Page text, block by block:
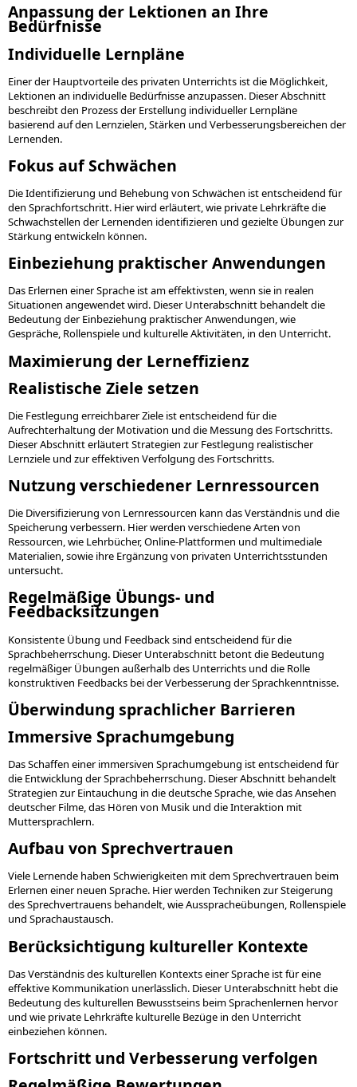
Anpassung der Lektionen an Ihre
Bedürfnisse
Individuelle Lernpläne
Einer der Hauptvorteile des privaten Unterrichts ist die Möglichkeit,
Lektionen an individuelle Bedürfnisse anzupassen. Dieser Abschnitt
beschreibt den Prozess der Erstellung individueller Lernpläne
basierend auf den Lernzielen, Stärken und Verbesserungsbereichen der
Lernenden.
Fokus auf Schwächen
Die Identifizierung und Behebung von Schwächen ist entscheidend für
den Sprachfortschritt. Hier wird erläutert, wie private Lehrkräfte die
Schwachstellen der Lernenden identifizieren und gezielte Übungen zur
Stärkung entwickeln können.
Einbeziehung praktischer Anwendungen
Das Erlernen einer Sprache ist am effektivsten, wenn sie in realen
Situationen angewendet wird. Dieser Unterabschnitt behandelt die
Bedeutung der Einbeziehung praktischer Anwendungen, wie
Gespräche, Rollenspiele und kulturelle Aktivitäten, in den Unterricht.
Maximierung der Lerneffizienz
Realistische Ziele setzen
Die Festlegung erreichbarer Ziele ist entscheidend für die
Aufrechterhaltung der Motivation und die Messung des Fortschritts.
Dieser Abschnitt erläutert Strategien zur Festlegung realistischer
Lernziele und zur effektiven Verfolgung des Fortschritts.
Nutzung verschiedener Lernressourcen
Die Diversifizierung von Lernressourcen kann das Verständnis und die
Speicherung verbessern. Hier werden verschiedene Arten von
Ressourcen, wie Lehrbücher, Online-Plattformen und multimediale
Materialien, sowie ihre Ergänzung von privaten Unterrichtsstunden
untersucht.
Regelmäßige Übungs- und
Feedbacksitzungen
Konsistente Übung und Feedback sind entscheidend für die
Sprachbeherrschung. Dieser Unterabschnitt betont die Bedeutung
regelmäßiger Übungen außerhalb des Unterrichts und die Rolle
konstruktiven Feedbacks bei der Verbesserung der Sprachkenntnisse.
Überwindung sprachlicher Barrieren
Immersive Sprachumgebung
Das Schaffen einer immersiven Sprachumgebung ist entscheidend für
die Entwicklung der Sprachbeherrschung. Dieser Abschnitt behandelt
Strategien zur Eintauchung in die deutsche Sprache, wie das Ansehen
deutscher Filme, das Hören von Musik und die Interaktion mit
Muttersprachlern.
Aufbau von Sprechvertrauen
Viele Lernende haben Schwierigkeiten mit dem Sprechvertrauen beim
Erlernen einer neuen Sprache. Hier werden Techniken zur Steigerung
des Sprechvertrauens behandelt, wie Ausspracheübungen, Rollenspiele
und Sprachaustausch.
Berücksichtigung kultureller Kontexte
Das Verständnis des kulturellen Kontexts einer Sprache ist für eine
effektive Kommunikation unerlässlich. Dieser Unterabschnitt hebt die
Bedeutung des kulturellen Bewusstseins beim Sprachenlernen hervor
und wie private Lehrkräfte kulturelle Bezüge in den Unterricht
einbeziehen können.
Fortschritt und Verbesserung verfolgen